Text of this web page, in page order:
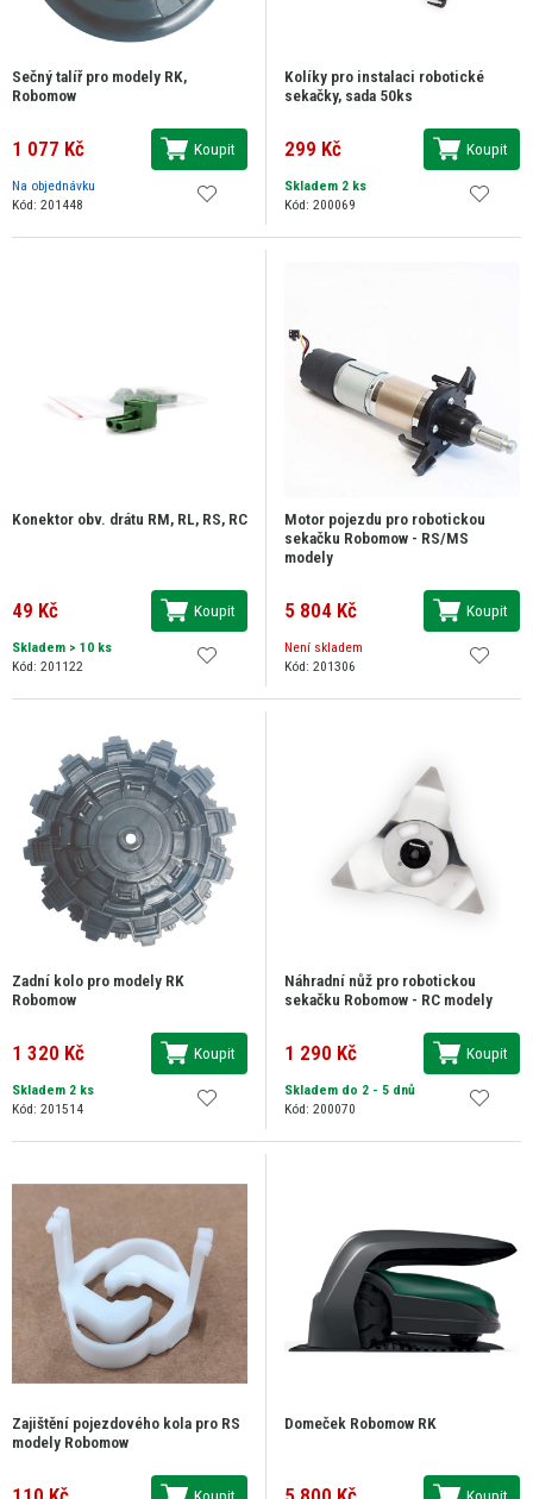
Sečný talíř pro modely RK,
Robomow
1 077 Kč Koupit
Na objednávku
Kód: 201448
Kolíky pro instalaci robotické
sekačky, sada 50ks
299 Kč Koupit
Skladem 2 ks
Kód: 200069
Konektor obv. drátu RM, RL, RS, RC
49 Kč Koupit
Skladem > 10 ks
Kód: 201122
Motor pojezdu pro robotickou
sekačku Robomow - RS/MS
modely
5 804 Kč Koupit
Není skladem
Kód: 201306
Zadní kolo pro modely RK
Robomow
1 320 Kč Koupit
Skladem 2 ks
Kód: 201514
Náhradní nůž pro robotickou
sekačku Robomow - RC modely
1 290 Kč Koupit
Skladem do 2 - 5 dnů
Kód: 200070
Zajištění pojezdového kola pro RS
modely Robomow
Domeček Robomow RK